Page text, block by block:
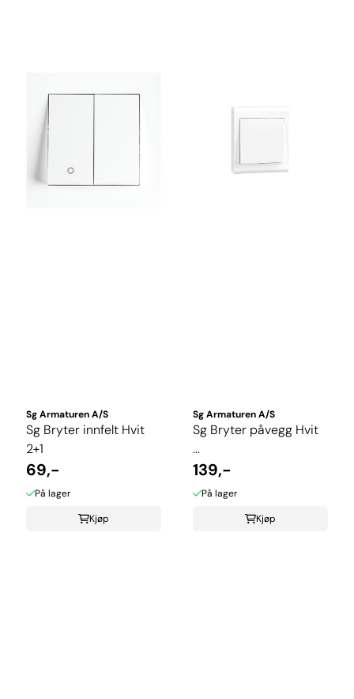
Sg Armaturen A/S
Sg Bryter innfelt Hvit
2+1
69,-
På lager
Kjøp
Sg Armaturen A/S
Sg Bryter påvegg Hvit
...
139,-
På lager
Kjøp